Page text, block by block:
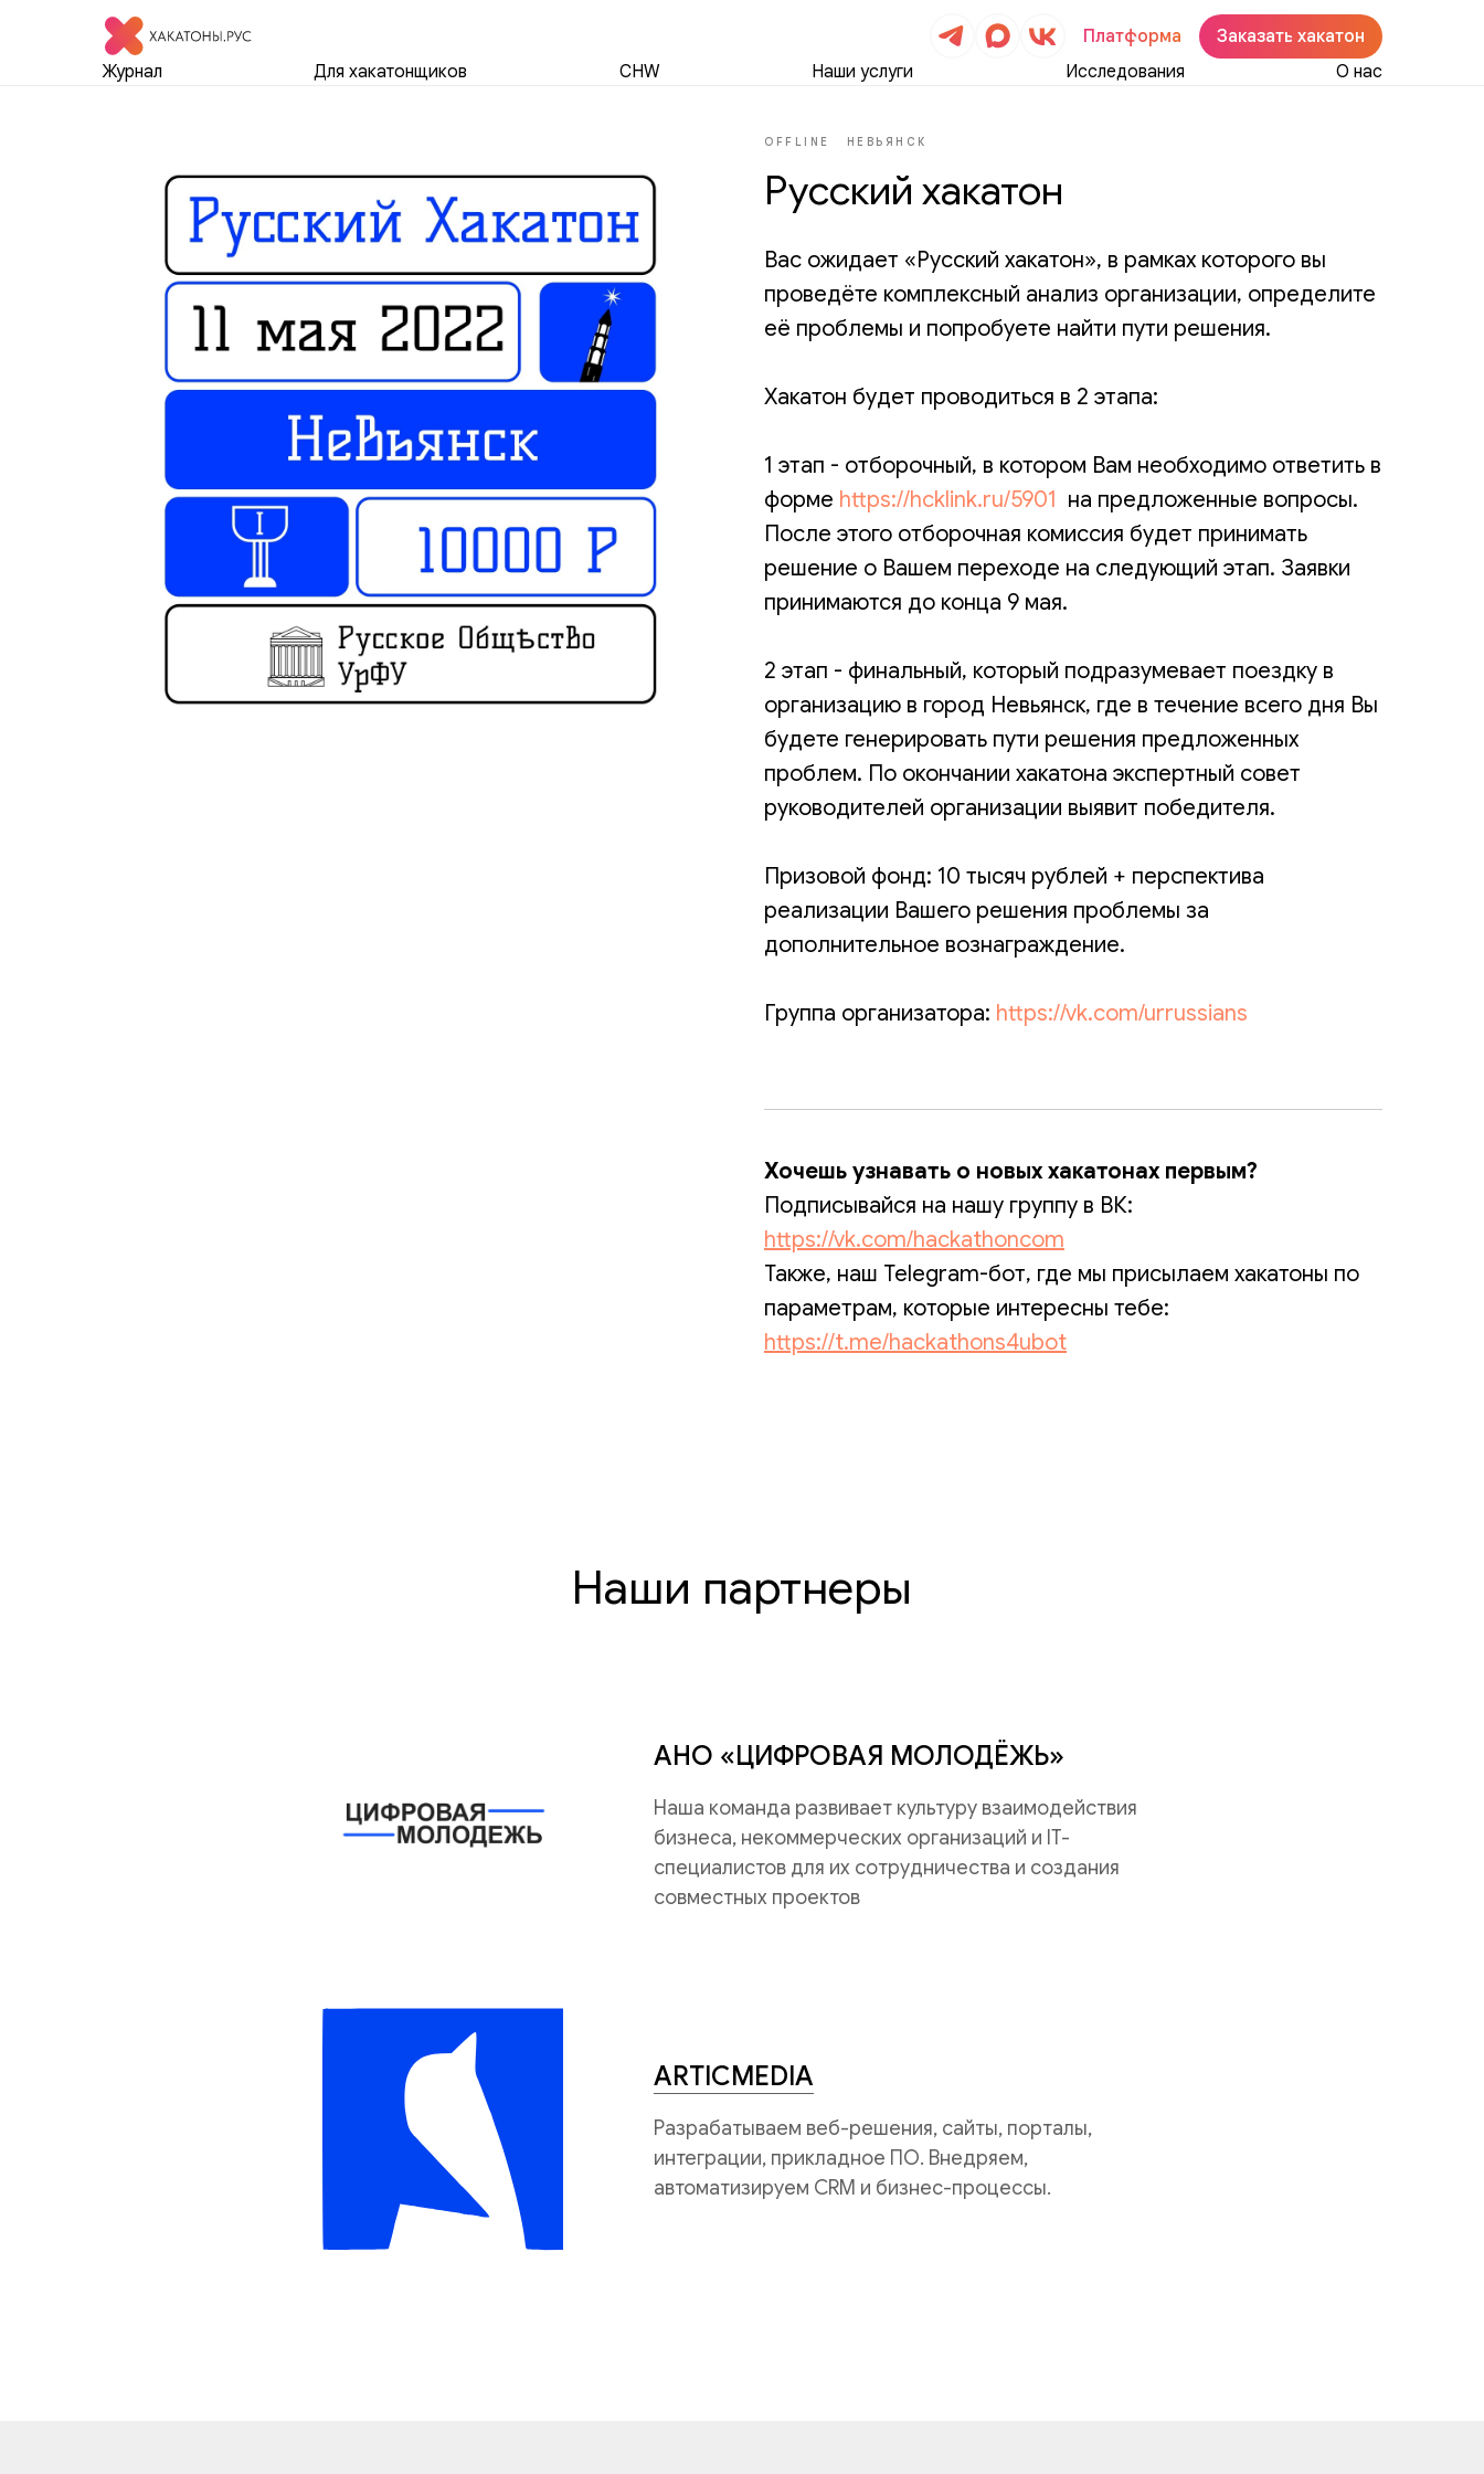
Платформа
Заказать хакатон
Журнал
Для хакатонщиков CHW Наши услуги Исследования О нас
OFFLINE НЕВЬЯНСК
Русский хакатон
Вас ожидает «Русский хакатон», в рамках которого вы
проведёте комплексный анализ организации, определите
её проблемы и попробуете найти пути решения.
Хакатон будет проводиться в 2 этапа:
1 этап - отборочный, в котором Вам необходимо ответить в
форме https://hcklink.ru/5901 на предложенные вопросы.
После этого отборочная комиссия будет принимать
решение о Вашем переходе на следующий этап. Заявки
принимаются до конца 9 мая.
2 этап - финальный, который подразумевает поездку в
организацию в город Невьянск, где в течение всего дня Вы
будете генерировать пути решения предложенных
проблем. По окончании хакатона экспертный совет
руководителей организации выявит победителя.
Призовой фонд: 10 тысяч рублей + перспектива
реализации Вашего решения проблемы за
дополнительное вознаграждение.
Группа организатора: https://vk.com/urrussians
Хочешь узнавать о новых хакатонах первым?
Подписывайся на нашу группу в ВК:
https://vk.com/hackathoncom
Также, наш Telegram-бот, где мы присылаем хакатоны по
параметрам, которые интересны тебе:
https://t.me/hackathons4ubot
Наши партнеры
АНО «ЦИФРОВАЯ МОЛОДЁЖЬ»
Наша команда развивает культуру взаимодействия
бизнеса, некоммерческих организаций и IT-
специалистов для их сотрудничества и создания
совместных проектов
ARTICMEDIA
Разрабатываем веб-решения, сайты, порталы,
интеграции, прикладное ПО. Внедряем,
автоматизируем CRM и бизнес-процессы.